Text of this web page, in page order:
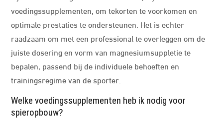
voedingssupplementen, om tekorten te voorkomen en
optimale prestaties te ondersteunen. Het is echter
raadzaam om met een professional te overleggen om de
juiste dosering en vorm van magnesiumsuppletie te
bepalen, passend bij de individuele behoeften en
trainingsregime van de sporter.
Welke voedingssupplementen heb ik nodig voor
spieropbouw?